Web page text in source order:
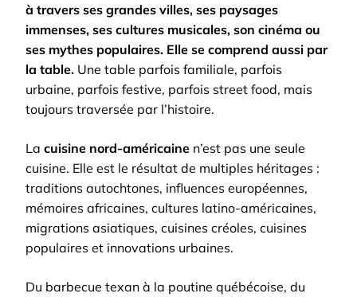
à travers ses grandes villes, ses paysages
immenses, ses cultures musicales, son cinéma ou
ses mythes populaires. Elle se comprend aussi par
la table. Une table parfois familiale, parfois
urbaine, parfois festive, parfois street food, mais
toujours traversée par l’histoire.
La cuisine nord-américaine n’est pas une seule
cuisine. Elle est le résultat de multiples héritages :
traditions autochtones, influences européennes,
mémoires africaines, cultures latino-américaines,
migrations asiatiques, cuisines créoles, cuisines
populaires et innovations urbaines.
Du barbecue texan à la poutine québécoise, du